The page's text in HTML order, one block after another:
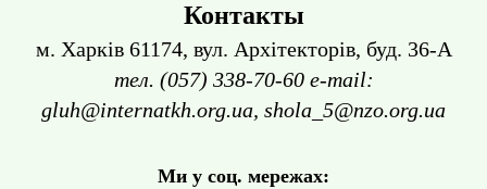
Контакты
м. Харків 61174, вул. Архітекторів, буд. 36-А
тел. (057) 338-70-60 e-mail:
gluh@internatkh.org.ua, shola_5@nzo.org.ua
Ми у соц. мережах: